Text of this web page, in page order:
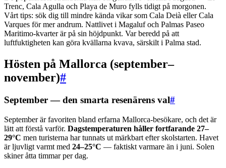
Trenc, Cala Agulla och Playa de Muro fylls tidigt på morgonen.
Vårt tips: sök dig till mindre kända vikar som Cala Deià eller Cala
Varques för mer andrum. Nattlivet i Magaluf och Palmas Paseo
Maritimo-kvarter är på sin höjdpunkt. Var beredd på att
luftfuktigheten kan göra kvällarna kvava, särskilt i Palma stad.
Hösten på Mallorca (september–
november)#
September — den smarta resenärens val#
September är favoriten bland erfarna Mallorca-besökare, och det är
lätt att förstå varför. Dagstemperaturen håller fortfarande 27–
29°C men turisterna har tunnats ut märkbart efter skolstarten. Havet
är ljuvligt varmt med 24–25°C — faktiskt varmare än i juni. Solen
skiner åtta timmar per dag.